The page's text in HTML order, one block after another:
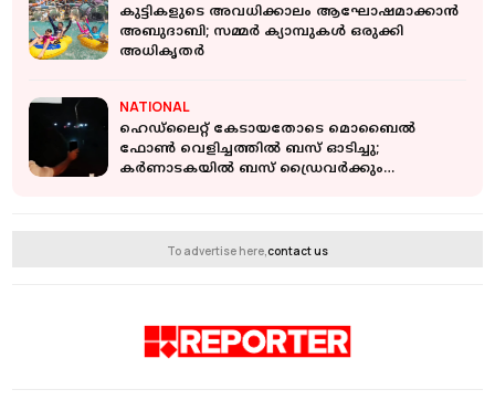
കുട്ടികളുടെ അവധിക്കാലം ആഘോഷമാക്കാൻ
അബുദാബി; സമ്മർ ക്യാമ്പുകൾ ഒരുക്കി
അധികൃതർ
NATIONAL
ഹെഡ്‌ലൈറ്റ് കേടായതോടെ മൊബൈൽ
ഫോൺ വെളിച്ചത്തിൽ ബസ് ഓടിച്ചു;
കർണാടകയിൽ ബസ് ഡ്രൈവർക്കും
To advertise here,contact us